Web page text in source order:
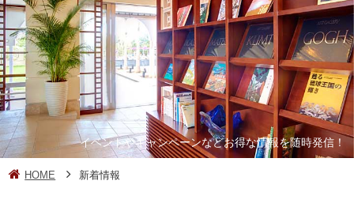
イベントやキャンペーンなどお得な情報を随時発信！
HOME 新着情報